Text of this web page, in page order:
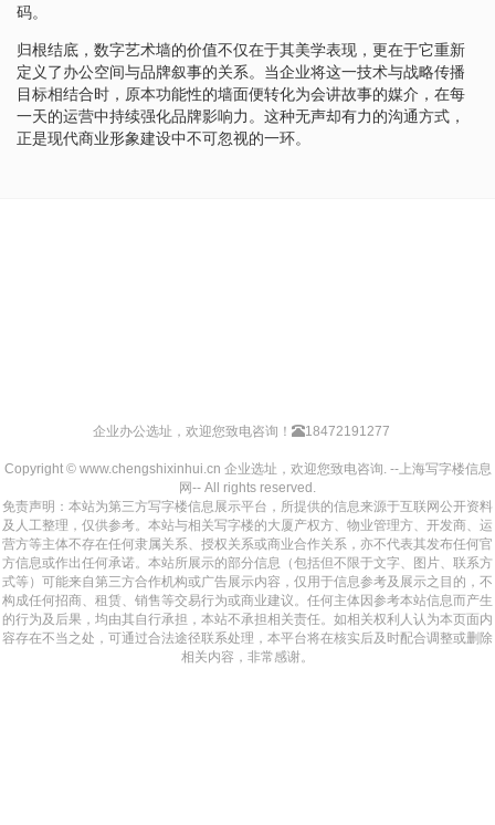
码。
归根结底，数字艺术墙的价值不仅在于其美学表现，更在于它重新
定义了办公空间与品牌叙事的关系。当企业将这一技术与战略传播
目标相结合时，原本功能性的墙面便转化为会讲故事的媒介，在每
一天的运营中持续强化品牌影响力。这种无声却有力的沟通方式，
正是现代商业形象建设中不可忽视的一环。
企业办公选址，欢迎您致电咨询！ 18472191277
Copyright © www.chengshixinhui.cn 企业选址，欢迎您致电咨询. --上海写字楼信息
网-- All rights reserved.
免责声明：本站为第三方写字楼信息展示平台，所提供的信息来源于互联网公开资料
及人工整理，仅供参考。本站与相关写字楼的大厦产权方、物业管理方、开发商、运
营方等主体不存在任何隶属关系、授权关系或商业合作关系，亦不代表其发布任何官
方信息或作出任何承诺。本站所展示的部分信息（包括但不限于文字、图片、联系方
式等）可能来自第三方合作机构或广告展示内容，仅用于信息参考及展示之目的，不
构成任何招商、租赁、销售等交易行为或商业建议。任何主体因参考本站信息而产生
的行为及后果，均由其自行承担，本站不承担相关责任。如相关权利人认为本页面内
容存在不当之处，可通过合法途径联系处理，本平台将在核实后及时配合调整或删除
相关内容，非常感谢。